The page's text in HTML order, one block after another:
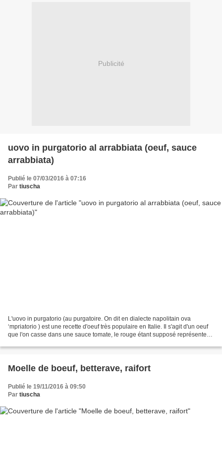
Publicité
uovo in purgatorio al arrabbiata (oeuf, sauce
arrabbiata)
Publié le 07/03/2016 à 07:16
Par tiuscha
L'uovo in purgatorio (au purgatoire. On dit en dialecte napolitain ova
‘mpriatorio ) est une recette d'oeuf très populaire en Italie. Il s'agit d'un oeuf
que l'on casse dans une sauce tomate, le rouge étant supposé représenter
Moelle de boeuf, betterave, raifort
Publié le 19/11/2016 à 09:50
Par tiuscha